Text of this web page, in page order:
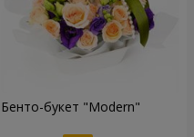
Бенто-букет "Modern"